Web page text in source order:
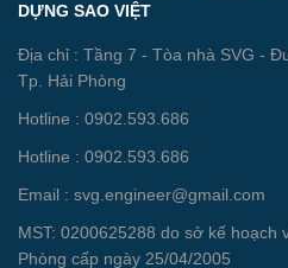
DỰNG SAO VIỆT
Địa chỉ : Tầng 7 - Tòa nhà SVG -
Tp. Hải Phòng
Hotline : 0902.593.686
Hotline : 0902.593.686
Email : svg.engineer@gmail.com
MST: 0200625288 do sở kế hoạch
Phòng cấp ngày 25/04/2005